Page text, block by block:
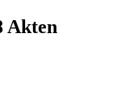
Akten